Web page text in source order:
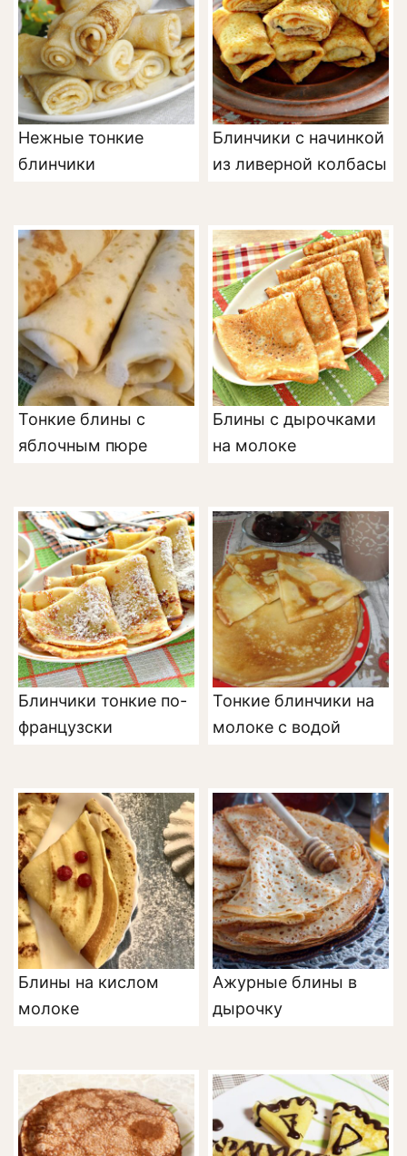
Нежные тонкие
блинчики
Блинчики с начинкой
из ливерной колбасы
Тонкие блины с
яблочным пюре
Блины с дырочками
на молоке
Блинчики тонкие по-
французски
Тонкие блинчики на
молоке с водой
Блины на кислом
молоке
Ажурные блины в
дырочку